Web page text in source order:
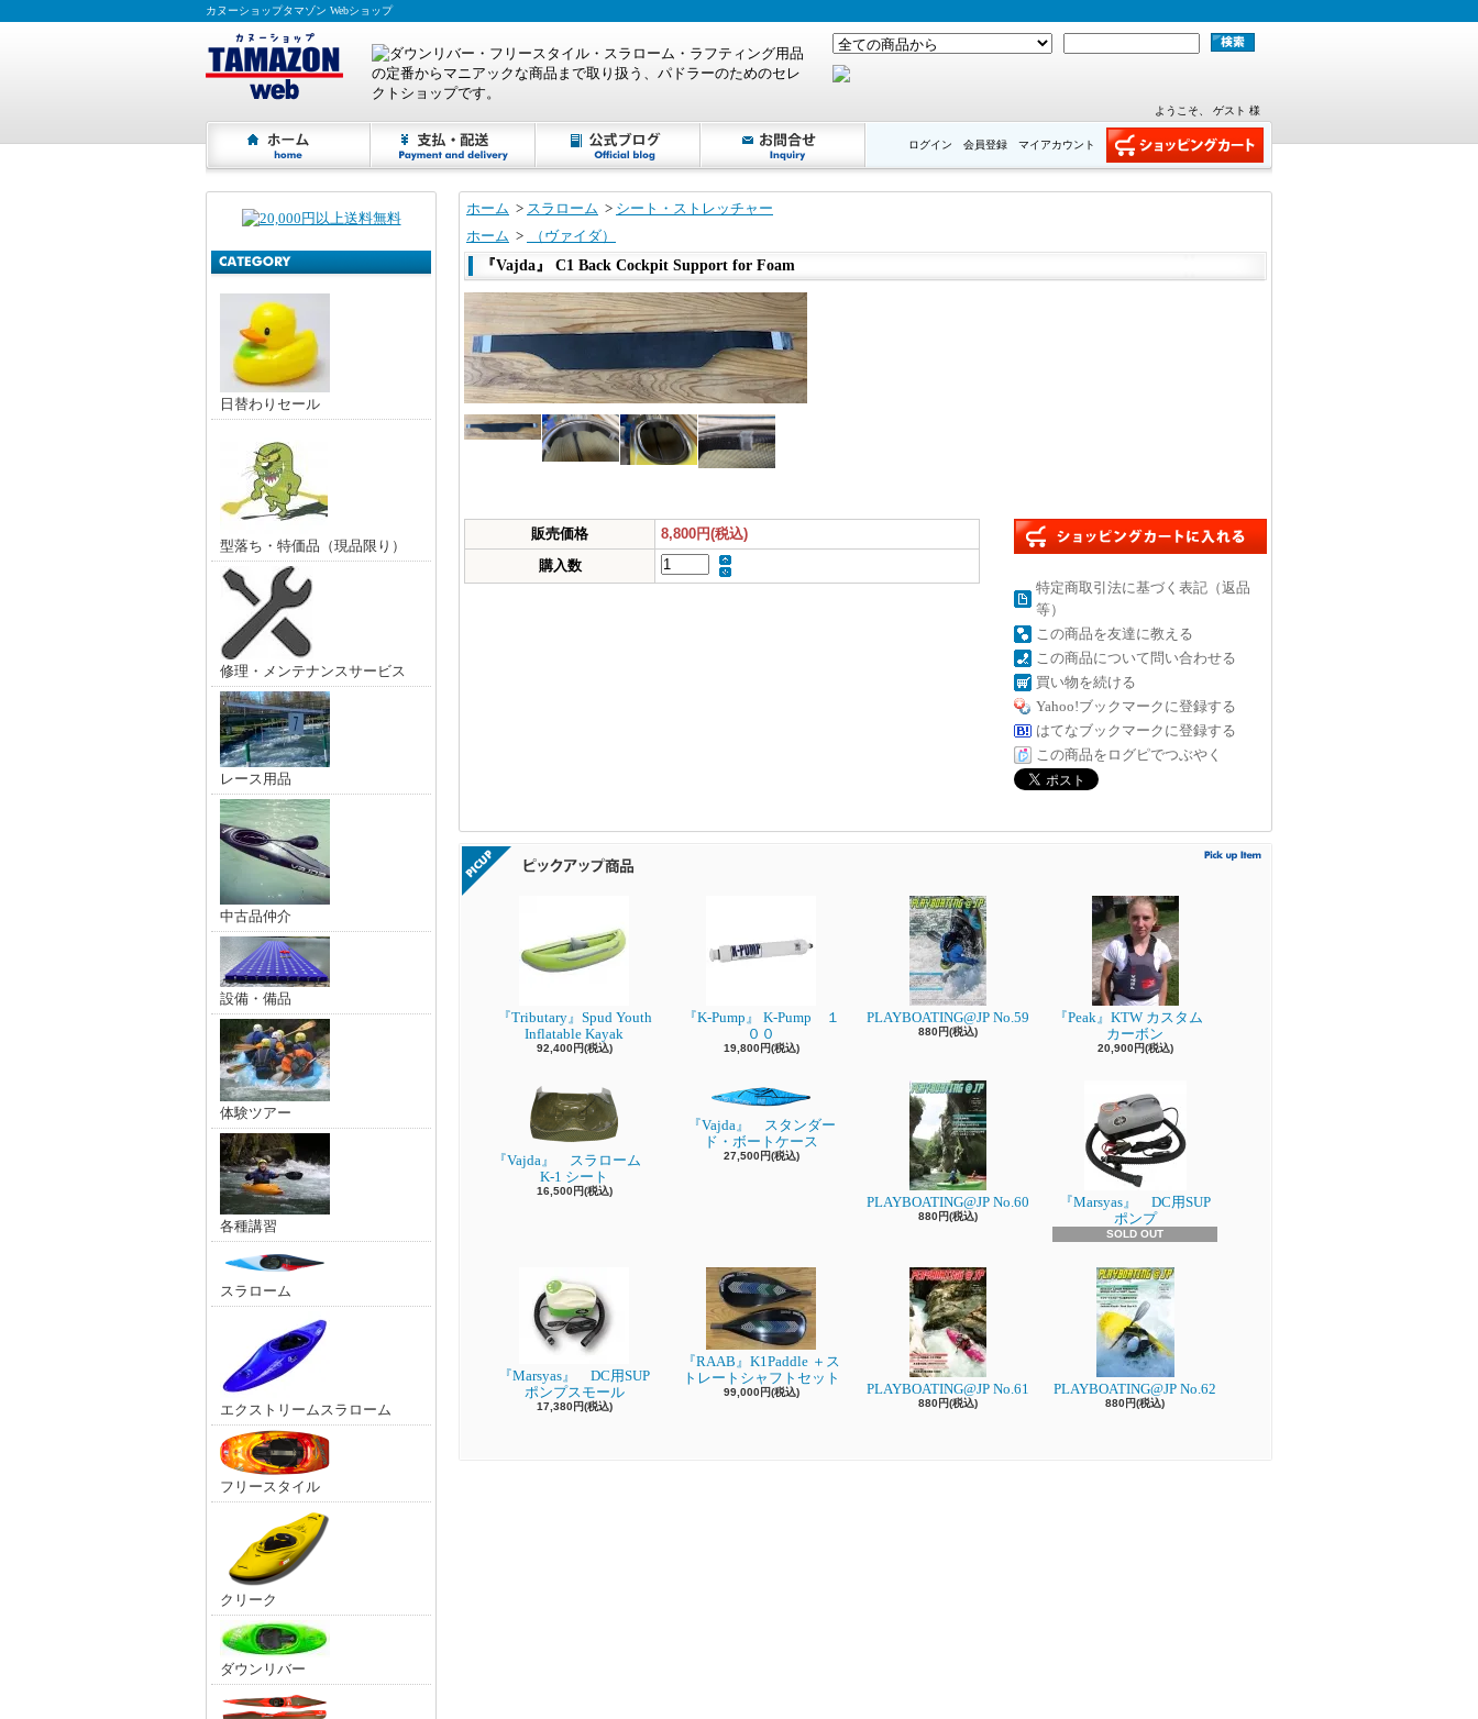
カヌーショップタマゾン Webショップ
ようこそ、 ゲスト 様
マイアカウント
会員登録
ログイン
日替わりセール
型落ち・特価品（現品限り）
修理・メンテナンスサービス
レース用品
中古品仲介
設備・備品
体験ツアー
各種講習
スラローム
エクストリームスラローム
フリースタイル
クリーク
ダウンリバー
ホーム > スラローム > シート・ストレッチャー
ホーム >
（ヴァイダ）
『Vajda』 C1 Back Cockpit Support for Foam
販売価格
8,800円(税込)
購入数
特定商取引法に基づく表記（返品
等）
この商品を友達に教える
この商品について問い合わせる
買い物を続ける
Yahoo!ブックマークに登録する
はてなブックマークに登録する
この商品をログピでつぶやく
『Tributary』Spud Youth
Inflatable Kayak
92,400円(税込)
『K-Pump』 K-Pump １
００
19,800円(税込)
PLAYBOATING@JP No.59
880円(税込)
『Peak』KTW カスタム
カーボン
20,900円(税込)
『Vajda』 スラローム
K-1 シート
16,500円(税込)
『Vajda』 スタンダー
ド・ボートケース
27,500円(税込)
PLAYBOATING@JP No.60
880円(税込)
『Marsyas』 DC用SUP
ポンプ
SOLD OUT
『Marsyas』 DC用SUP
ポンプスモール
17,380円(税込)
『RAAB』K1Paddle ＋ス
トレートシャフトセット
99,000円(税込) PLAYBOATING@JP No.61
880円(税込)
PLAYBOATING@JP No.62
880円(税込)